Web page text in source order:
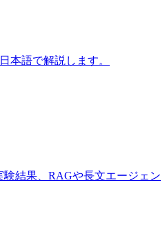
本語で解説します。
験結果、RAGや長文エージェン